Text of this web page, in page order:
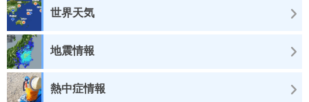
世界天気
地震情報
熱中症情報